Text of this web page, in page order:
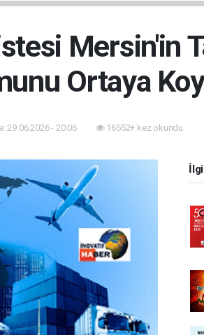
Mersin'in
Ortaya
29.06.2026 - 20:06 16552+ kez okundu.